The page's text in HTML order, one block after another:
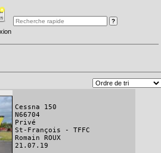
Cessna 150
N66704
Privé
St-François - TFFC
Romain ROUX
21.07.19